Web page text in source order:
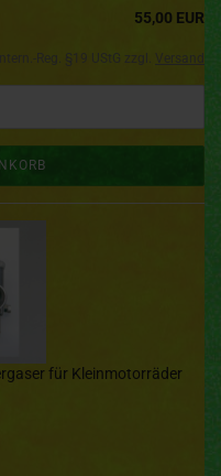
55,00 EUR
für Kleinmotorräder